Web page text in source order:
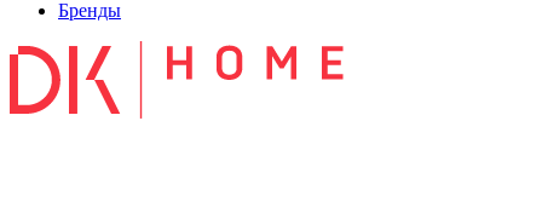
Бренды